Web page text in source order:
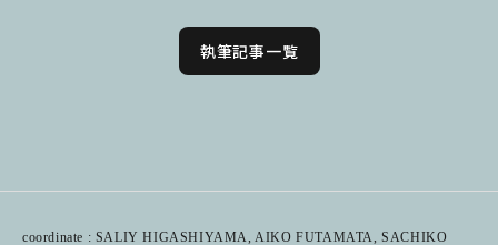
執筆記事一覧
coordinate : SALIY HIGASHIYAMA, AIKO FUTAMATA, SACHIKO